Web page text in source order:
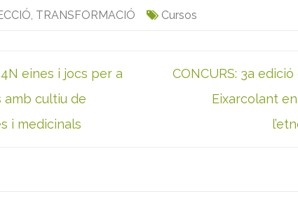
t
, TRANSFORMACIÓ Cursos
eines i jocs per a
amb cultiu de
i medicinals
CONCURS: 3a
Eixarcolant